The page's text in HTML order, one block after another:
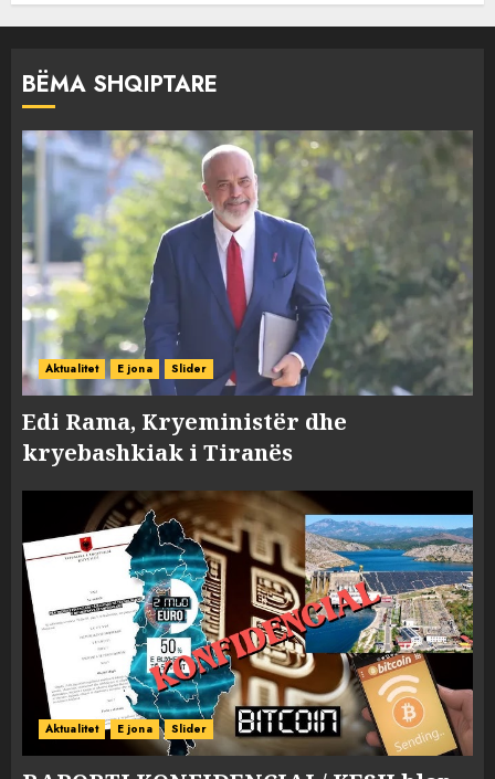
BËMA SHQIPTARE
Aktualitet E jona Slider
Edi Rama, Kryeministër dhe
kryebashkiak i Tiranës
Aktualitet E jona Slider